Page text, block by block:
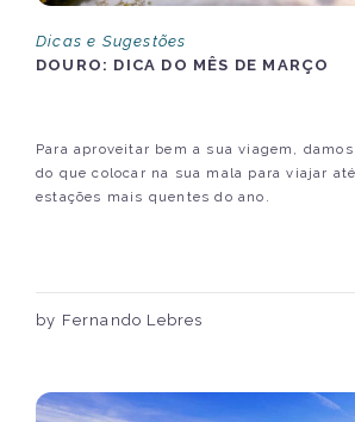
Dicas e Sugestões
DOURO: DICA DO MÊS DE MARÇO
Para aproveitar bem a sua viagem,
do que colocar na sua mala para viajar
estações mais quentes do ano.
by Fernando Lebres